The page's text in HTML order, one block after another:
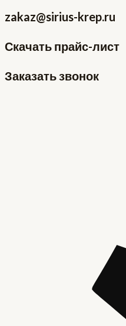
zakaz@sirius-krep.ru
Скачать прайс-лист
Заказать звонок